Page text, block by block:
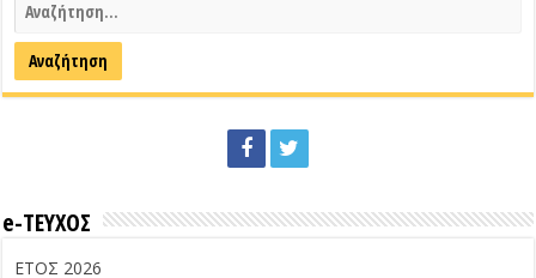
e-ΤΕΥΧΟΣ
ΕΤΟΣ 2026